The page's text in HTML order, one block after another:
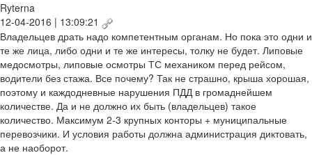
Ryterna
12-04-2016 | 13:09:21
Владельцев драть надо компетентным органам. Но пока это одни и
те же лица, либо одни и те же интересы, толку не будет. Липовые
медосмотры, липовые осмотры ТС механиком перед рейсом,
водители без стажа. Все почему? Так не страшно, крыша хорошая,
поэтому и каждодневные нарушения ПДД в громаднейшем
количестве. Да и не должно их быть (владельцев) такое
количество. Максимум 2-3 крупных конторы + муниципальные
перевозчики. И условия работы должна администрация диктовать,
а не наоборот.